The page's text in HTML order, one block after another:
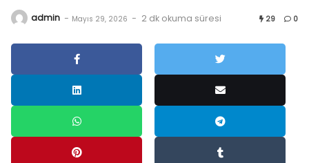
admin - Mayıs 29, 2026 - 2 dk okuma süresi 29 0